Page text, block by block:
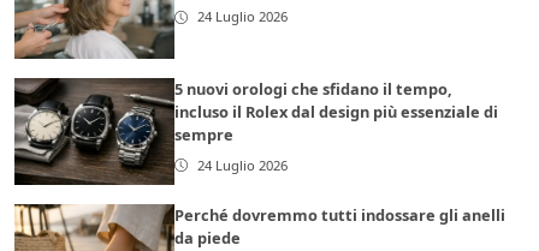
24 Luglio 2026
5 nuovi orologi che sfidano il tempo,
incluso il Rolex dal design più essenziale di
sempre
24 Luglio 2026
Perché dovremmo tutti indossare gli anelli
da piede